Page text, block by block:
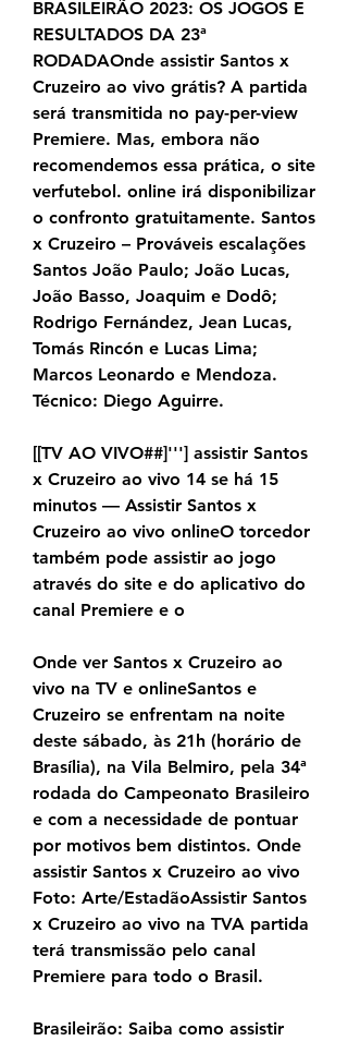
BRASILEIRÃO 2023: OS JOGOS E
RESULTADOS DA 23ª
RODADAOnde assistir Santos x
Cruzeiro ao vivo grátis? A partida
será transmitida no pay-per-view
Premiere. Mas, embora não
recomendemos essa prática, o site
verfutebol. online irá disponibilizar
o confronto gratuitamente. Santos
x Cruzeiro – Prováveis escalações
Santos João Paulo; João Lucas,
João Basso, Joaquim e Dodô;
Rodrigo Fernández, Jean Lucas,
Tomás Rincón e Lucas Lima;
Marcos Leonardo e Mendoza.
Técnico: Diego Aguirre.
[[TV AO VIVO##]'''] assistir Santos
x Cruzeiro ao vivo 14 se há 15
minutos — Assistir Santos x
Cruzeiro ao vivo onlineO torcedor
também pode assistir ao jogo
através do site e do aplicativo do
canal Premiere e o
Onde ver Santos x Cruzeiro ao
vivo na TV e onlineSantos e
Cruzeiro se enfrentam na noite
deste sábado, às 21h (horário de
Brasília), na Vila Belmiro, pela 34ª
rodada do Campeonato Brasileiro
e com a necessidade de pontuar
por motivos bem distintos. Onde
assistir Santos x Cruzeiro ao vivo
Foto: Arte/EstadãoAssistir Santos
x Cruzeiro ao vivo na TVA partida
terá transmissão pelo canal
Premiere para todo o Brasil.
Brasileirão: Saiba como assistir